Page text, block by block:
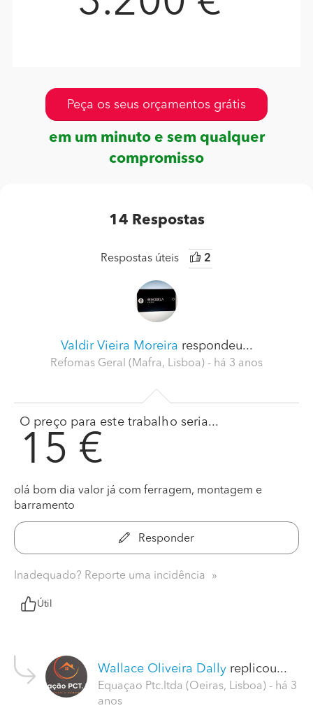
Peça os seus orçamentos grátis
em um minuto e sem qualquer
compromisso
14 Respostas
Respostas úteis 2
Valdir Vieira Moreira respondeu...
Refomas Geral (Mafra, Lisboa) - há 3 anos
O preço para este trabalho seria...
15 €
olá bom dia valor já com ferragem, montagem e
barramento
Responder
Inadequado? Reporte uma incidência
Útil
Wallace Oliveira Dally replicou...
Equaçao Ptc.ltda (Oeiras, Lisboa) - há 3
anos